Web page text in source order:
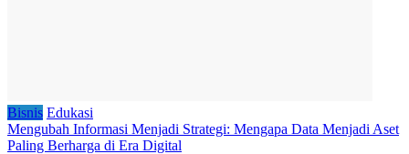
Bisnis Edukasi
Mengubah Informasi Menjadi Strategi: Mengapa Data Menjadi Aset
Paling Berharga di Era Digital